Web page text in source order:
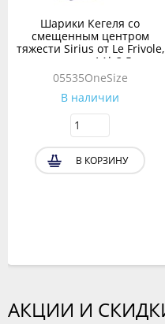
Шарики Кегеля со
смещенным центром
тяжести Sirius от Le Frivole,
аквамарин, 14* 3.5 см.
05535OneSize
В наличии
В КОРЗИНУ
АКЦИИ И